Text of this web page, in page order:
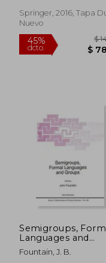
Inglés)
Springer, 2016, Tapa
Nuevo
45%
Semigroups,
Languages and
Groups (en Inglés)
Fountain, J. B.